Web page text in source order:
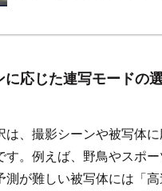
に応じた連写モードの
は、撮影シーンや被写体
す。例えば、野鳥やスポー
測が難しい被写体には「